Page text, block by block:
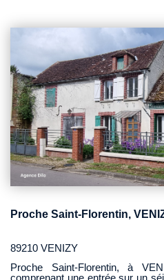
M² agrémenté d'une piscine hors
89210 VENIZY
Proche Saint-Florentin, à